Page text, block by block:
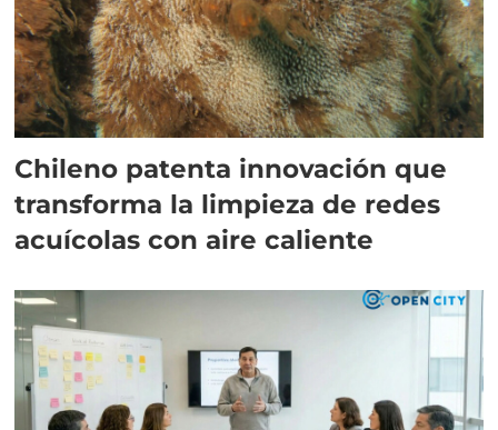
Chileno patenta innovación que
transforma la limpieza de redes
acuícolas con aire caliente